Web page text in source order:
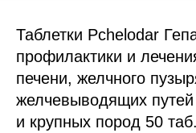
Лечение кроликов
Лечение хомяков
Таблетки Pchelodar
профилактики и
печени, желчного
желчевыводящих
и крупных пород 50 таб.